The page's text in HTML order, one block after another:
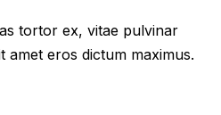
tortor ex, vitae pulvinar
amet eros dictum maximus.